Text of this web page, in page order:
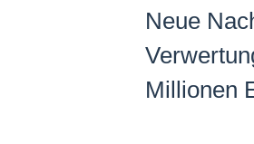
Neue
Millionen